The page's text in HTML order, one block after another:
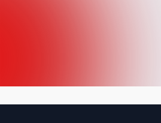
Nakliye Yüksekliği: